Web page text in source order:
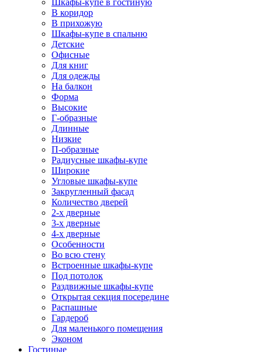
Шкафы-купе в гостиную
В коридор
В прихожую
Шкафы-купе в спальню
Детские
Офисные
Для книг
Для одежды
На балкон
Форма
Высокие
Г-образные
Длинные
Низкие
П-образные
Радиусные шкафы-купе
Широкие
Угловые шкафы-купе
Закругленный фасад
Количество дверей
2-х дверные
3-х дверные
4-х дверные
Особенности
Во всю стену
Встроенные шкафы-купе
Под потолок
Раздвижные шкафы-купе
Открытая секция посередине
Распашные
Гардероб
Для маленького помещения
Эконом
Гостиные